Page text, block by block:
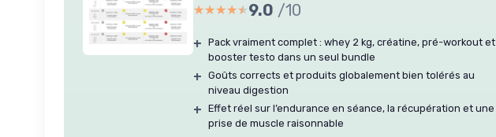
★★★★★
★★★★★9.0 /10
+ Pack vraiment complet : whey 2 kg, créatine, pré-workout et
booster testo dans un seul bundle
+ Goûts corrects et produits globalement bien tolérés au
niveau digestion
+ Effet réel sur l’endurance en séance, la récupération et une
prise de muscle raisonnable